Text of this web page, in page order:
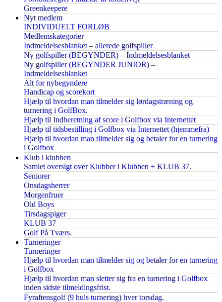
Greenkeepere
Nyt medlem
INDIVIDUELT FORLØB
Medlemskategorier
Indmeldelsesblanket – allerede golfspiller
Ny golfspiller (BEGYNDER) – Indmeldelsesblanket
Ny golfspiller (BEGYNDER JUNIOR) –
Indmeldelsesblanket
Alt for nybegyndere
Handicap og scorekort
Hjælp til hvordan man tilmelder sig lørdagstræning og
turnering i GolfBox.
Hjælp til Indberetning af score i Golfbox via Internettet
Hjælp til tidsbestilling i Golfbox via Internettet (hjemmefra)
Hjælp til hvordan man tilmelder sig og betaler for en turnering
i Golfbox
Klub i klubben
Samlet oversigt over Klubber i Klubben + KLUB 37.
Seniorer
Onsdagsherrer
Morgenfruer
Old Boys
Tirsdagspiger
KLUB 37
Golf På Tværs.
Turneringer
Turneringer
Hjælp til hvordan man tilmelder sig og betaler for en turnering
i Golfbox
Hjælp til hvordan man sletter sig fra en turnering i Golfbox
inden sidste tilmeldingsfrist.
Fyraftensgolf (9 huls turnering) hver torsdag.